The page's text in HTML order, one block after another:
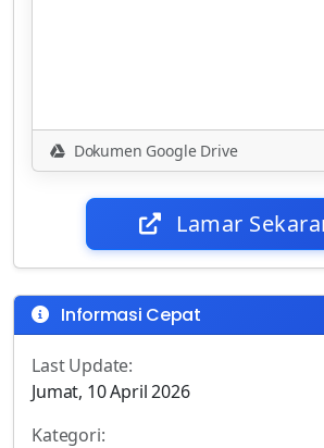
Dokumen Google Drive
Lamar
Informasi Cepat
Last Update:
Jumat, 10 April 2026
Kategori: